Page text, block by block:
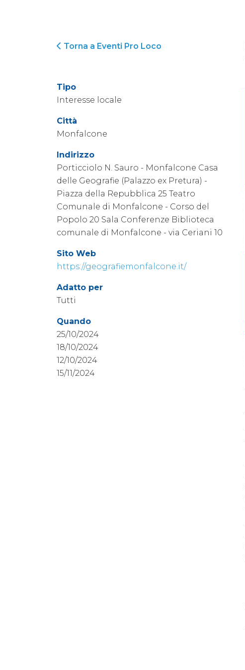
Torna a Eventi Pro Loco
Tipo
Interesse locale
Città
Monfalcone
Indirizzo
Porticciolo N. Sauro - Monfalcone Casa
delle Geografie (Palazzo ex Pretura) -
Piazza della Repubblica 25 Teatro
Comunale di Monfalcone - Corso del
Popolo 20 Sala Conferenze Biblioteca
comunale di Monfalcone - via Ceriani 10
Sito Web
https://geografiemonfalcone.it/
Adatto per
Tutti
Quando
25/10/2024
18/10/2024
12/10/2024
15/11/2024